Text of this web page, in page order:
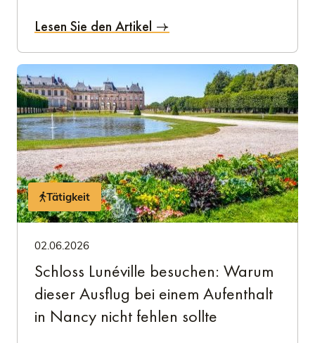
Lesen Sie den Artikel
Tätigkeit
02.06.2026
Schloss Lunéville besuchen: Warum
dieser Ausflug bei einem Aufenthalt
in Nancy nicht fehlen sollte